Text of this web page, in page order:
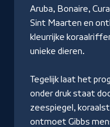
Aruba, Bonaire,
Sint Maarten en
kleurrijke
unieke dieren.
Tegelijk laat het
onder druk staat
zeespiegel,
ontmoet Gibbs